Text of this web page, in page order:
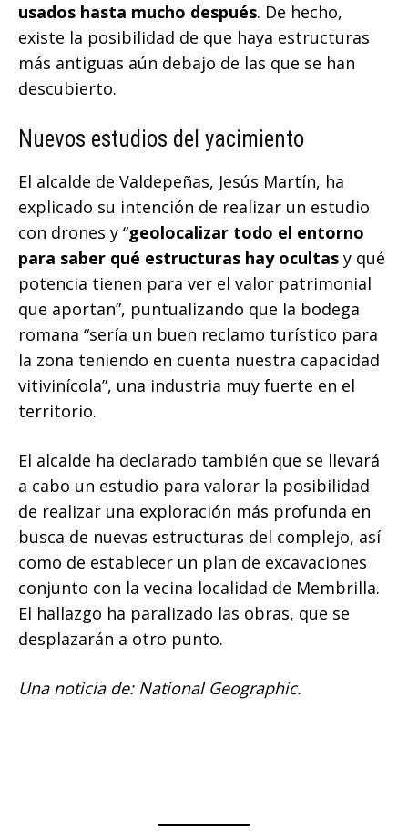
usados hasta mucho después. De hecho,
existe la posibilidad de que haya estructuras
más antiguas aún debajo de las que se han
descubierto.
Nuevos estudios del yacimiento
El alcalde de Valdepeñas, Jesús Martín, ha
explicado su intención de realizar un estudio
con drones y “geolocalizar todo el entorno
para saber qué estructuras hay ocultas y qué
potencia tienen para ver el valor patrimonial
que aportan”, puntualizando que la bodega
romana “sería un buen reclamo turístico para
la zona teniendo en cuenta nuestra capacidad
vitivinícola”, una industria muy fuerte en el
territorio.
El alcalde ha declarado también que se llevará
a cabo un estudio para valorar la posibilidad
de realizar una exploración más profunda en
busca de nuevas estructuras del complejo, así
como de establecer un plan de excavaciones
conjunto con la vecina localidad de Membrilla.
El hallazgo ha paralizado las obras, que se
desplazarán a otro punto.
Una noticia de: National Geographic.